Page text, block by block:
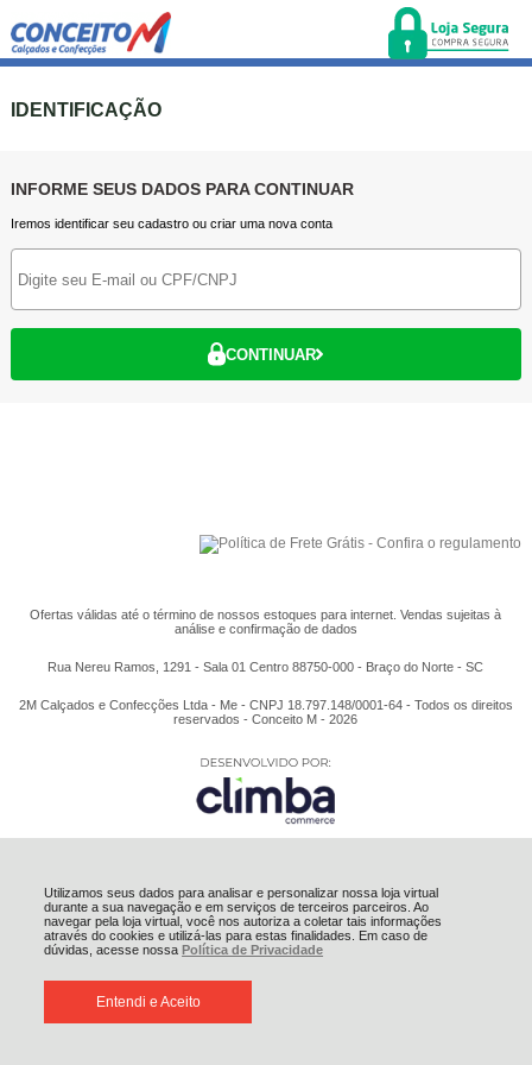
Utilizamos seus dados para analisar e personalizar nossa loja virtual
durante a sua navegação e em serviços de terceiros parceiros. Ao
navegar pela loja virtual, você nos autoriza a coletar tais informações
através do cookies e utilizá-las para estas finalidades. Em caso de
dúvidas, acesse nossaPolítica de Privacidade
Entendi e Aceito
IDENTIFICAÇÃO
INFORME SEUS DADOS PARA CONTINUAR
Iremos identificar seu cadastro ou criar uma nova conta
CONTINUAR
Ofertas válidas até o término de nossos estoques para internet. Vendas sujeitas à
análise e confirmação de dados
Rua Nereu Ramos, 1291 - Sala 01 Centro 88750-000 - Braço do Norte - SC
2M Calçados e Confecções Ltda - Me - CNPJ 18.797.148/0001-64 - Todos os direitos
reservados - Conceito M - 2026